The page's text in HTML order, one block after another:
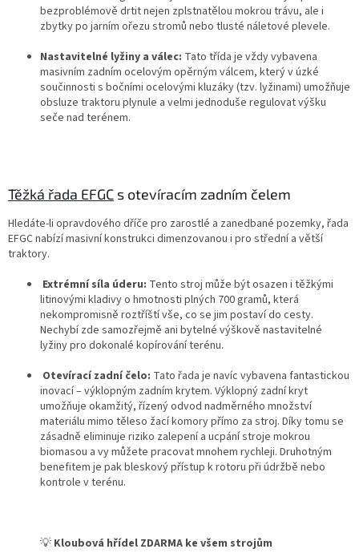
bezproblémově drtit nejen zplstnatělou mokrou trávu, ale i
zbytky po jarním ořezu stromů nebo tlusté náletové plevele.
Nastavitelné lyžiny a válec: Tato třída je vždy vybavena
masivním zadním ocelovým opěrným válcem, který v úzké
součinnosti s bočními ocelovými kluzáky (tzv. lyžinami) umožňuje
obsluze traktoru plynule a velmi jednoduše regulovat výšku
seče nad terénem.
Těžká řada EFGC s otevíracím zadním čelem
Hledáte-li opravdového dříče pro zarostlé a zanedbané pozemky, řada
EFGC nabízí masivní konstrukci dimenzovanou i pro střední a větší
traktory.
Extrémní síla úderu: Tento stroj může být osazen i těžkými
litinovými kladivy o hmotnosti plných 700 gramů, která
nekompromisně roztříští vše, co se jim postaví do cesty.
Nechybí zde samozřejmě ani bytelné výškově nastavitelné
lyžiny pro dokonalé kopírování terénu.
Otevírací zadní čelo: Tato řada je navíc vybavena fantastickou
inovací – výklopným zadním krytem. Výklopný zadní kryt
umožňuje okamžitý, řízený odvod nadměrného množství
materiálu mimo těleso žací komory přímo za stroj. Díky tomu se
zásadně eliminuje riziko zalepení a ucpání stroje mokrou
biomasou a vy můžete pracovat mnohem rychleji. Druhotným
benefitem je pak bleskový přístup k rotoru při údržbě nebo
kontrole v terénu.
💡 Kloubová hřídel ZDARMA ke všem strojům